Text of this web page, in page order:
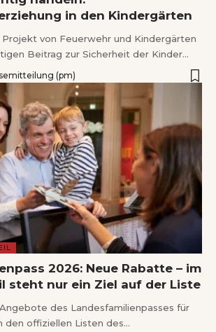
in den Kindergärten
von Feuerwehr und Kindergärten
Beitrag zur Sicherheit der Kinder…
(pm)
2026: Neue Rabatte – im
steht nur ein Ziel auf der Liste
des Landesfamilienpasses für
den offiziellen Listen des…